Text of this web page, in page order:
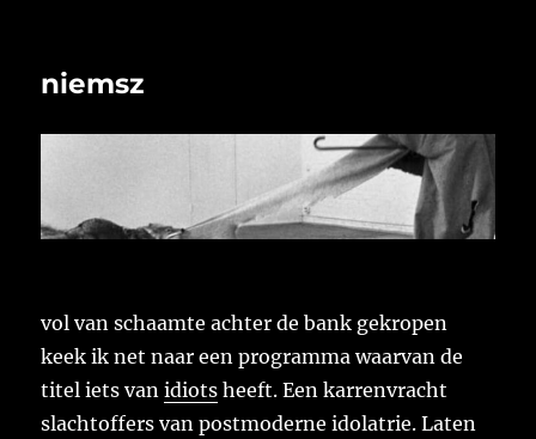
niemsz
vol van schaamte achter de bank gekropen
keek ik net naar een programma waarvan de
titel iets vanidiots heeft. Een karrenvracht
slachtoffers van postmoderne idolatrie. Laten